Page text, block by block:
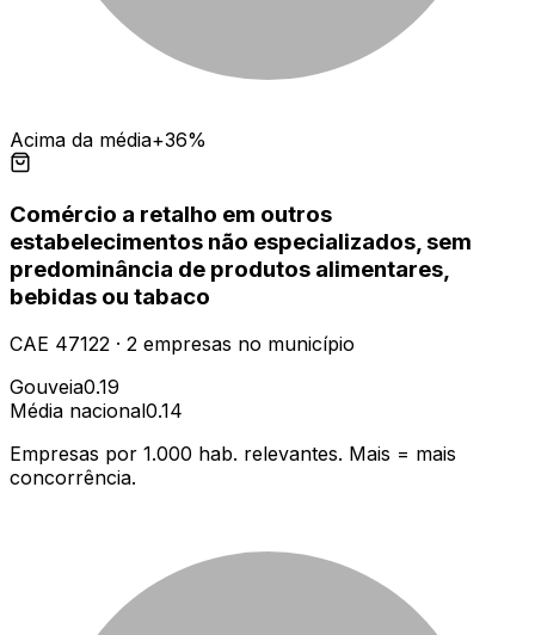
Acima da média+36%
Comércio a retalho em outros
estabelecimentos não especializados, sem
predominância de produtos alimentares,
bebidas ou tabaco
CAE 47122 · 2 empresas no município
Gouveia0.19
Média nacional0.14
Empresas por 1.000 hab. relevantes. Mais = mais
concorrência.